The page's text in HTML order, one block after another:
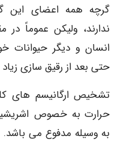
گرچه همه اعضای این
ندارند، ولیکن عموماً در
انسان و دیگر حیوانات
حتی بعد از رقیق سازی
تشخیص ارگانیسم های
حرارت به خصوص
به وسیله مدفوع می